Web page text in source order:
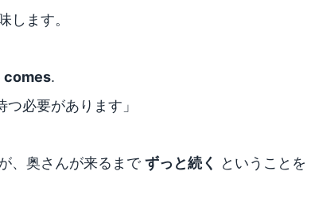
します。
comes.
つ必要があります」
、奥さんが来るまでずっと続く
ということを